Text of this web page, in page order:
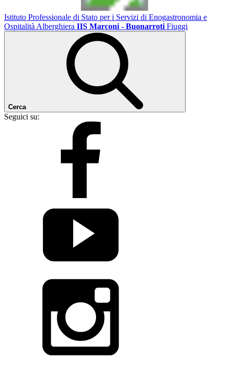
Istituto Professionale di Stato per i Servizi di Enogastronomia e
Ospitalità Alberghiera IIS Marconi - Buonarroti Fiuggi
Cerca
Seguici su: